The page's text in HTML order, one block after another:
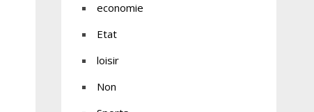
economie
Etat
loisir
Non